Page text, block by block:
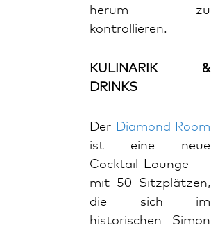
herum zu
kontrollieren.
KULINARIK &
DRINKS
Der
Diamond Room
ist eine neue
Cocktail-Lounge
mit 50 Sitzplätzen,
die sich im
historischen Simon